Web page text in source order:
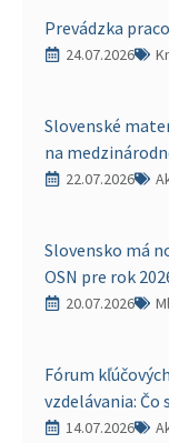
Prevádzka
24.07.2026
Slovenské
na
22.07.2026
Slovensko má
OSN pre rok
20.07.2026
Fórum
vzdelávania: Čo
14.07.2026